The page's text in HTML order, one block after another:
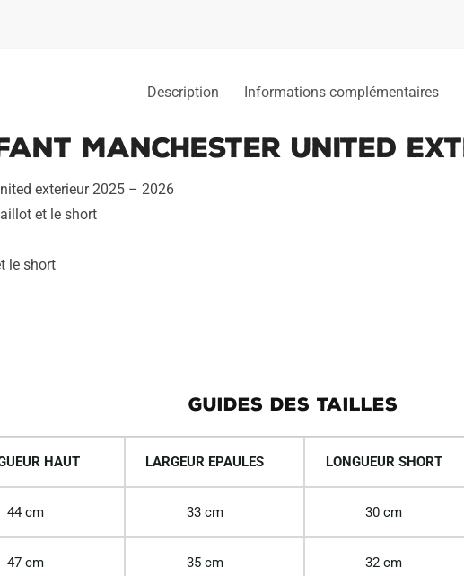
Description Informations complémentaires
Manchester United
exterieur 2025 – 2026
et le short
le short
GUIDES DES TAILLES
HAUT LARGEUR EPAULES LONGUEUR SHORT
44 cm 33 cm 30 cm
47 cm 35 cm 32 cm